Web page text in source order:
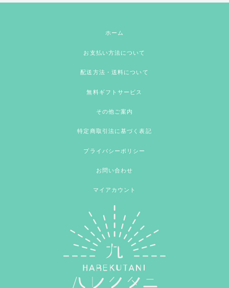
ホーム
お支払い方法について
配送方法・送料について
無料ギフトサービス
その他ご案内
特定商取引法に基づく表記
プライバシーポリシー
お問い合わせ
マイアカウント